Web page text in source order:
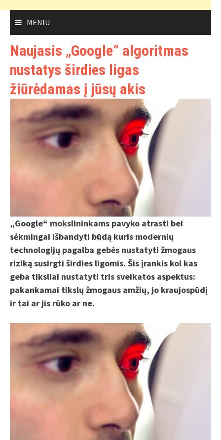
MENIU
Naujasis „Google“ algoritmas
nustatys širdies ligas
žiūrėdamas į jūsų akis
„Google“ mokslininkams pavyko atrasti bei
sėkmingai išbandyti būdą kuris modernių
technologijų pagalba gebės nustatyti žmogaus
riziką susirgti širdies ligomis. Šis įrankis kol kas
geba tiksliai nustatyti tris sveikatos aspektus:
pakankamai tikslų žmogaus amžių, jo kraujospūdį
ir tai ar jis rūko ar ne.